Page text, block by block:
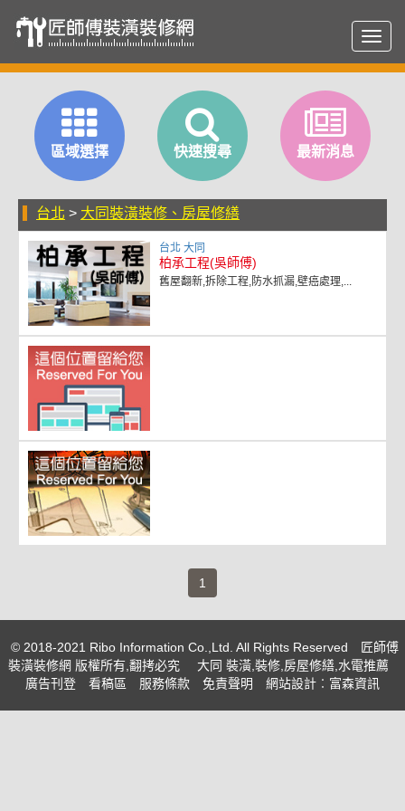
區域選擇 快速搜尋 最新消息
台北 > 大同裝潢裝修、房屋修繕
台北 大同
柏承工程(吳師傅)
舊屋翻新,拆除工程,防水抓漏,壁癌處理,...
1
© 2018-2021 Ribo Information Co.,Ltd. All Rights Reserved
匠師傅
裝潢裝修網 版權所有,翻拷必究
大同 裝潢,裝修,房屋修繕,水電推薦
廣告刊登
看稿區 服務條款 免責聲明 網站設計 ︰富森資訊